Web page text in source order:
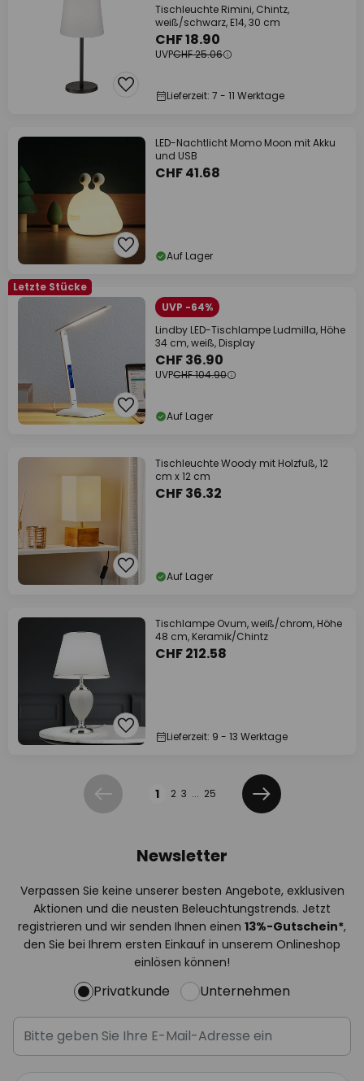
Tischleuchte Rimini, Chintz,
weiß/schwarz, E14, 30 cm
CHF 18.90
UVPCHF 25.06
Lieferzeit: 7 - 11 Werktage
LED-Nachtlicht Momo Moon mit Akku
und USB
CHF 41.68
Auf Lager
Letzte Stücke
UVP -64%
Lindby LED-Tischlampe Ludmilla, Höhe
34 cm, weiß, Display
CHF 36.90
UVPCHF 104.90
Auf Lager
Tischleuchte Woody mit Holzfuß, 12
cm x 12 cm
CHF 36.32
Auf Lager
Tischlampe Ovum, weiß/chrom, Höhe
48 cm, Keramik/Chintz
CHF 212.58
Lieferzeit: 9 - 13 Werktage
Zurück 1 2 3 ... 25
Weiter
Newsletter
Verpassen Sie keine unserer besten Angebote, exklusiven
Aktionen und die neusten Beleuchtungstrends. Jetzt
registrieren und wir senden Ihnen einen 13%-Gutschein*,
den Sie bei Ihrem ersten Einkauf in unserem Onlineshop
einlösen können!
Privatkunde Unternehmen